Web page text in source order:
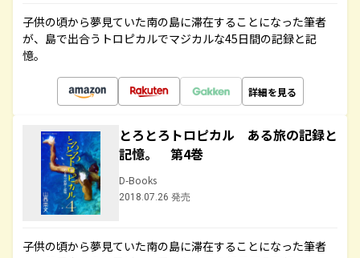
子供の頃から夢見ていた南の島に滞在することになった筆者
が、島で出合うトロピカルでマジカルな45日間の記録と記
憶。
詳細を見る
とろとろトロピカル ある旅の記録と
記憶。 第4巻
D-Books
2018.07.26 発売
子供の頃から夢見ていた南の島に滞在することになった筆者